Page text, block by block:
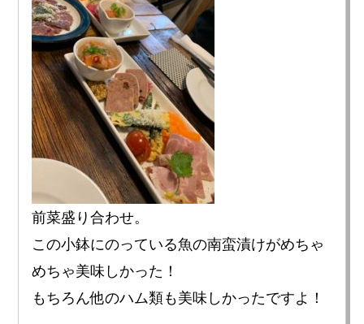
前菜盛り合わせ。
この小鉢にのっている魚の南蛮漬けがめちゃ
めちゃ美味しかった！
もちろん他のハム類も美味しかったですよ！